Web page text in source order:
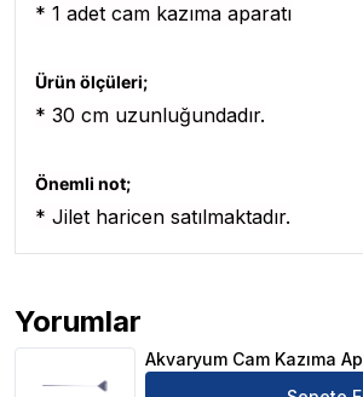
* 1 adet cam kazıma aparatı
Ürün ölçüleri;
* 30 cm uzunluğundadır.
Önemli not;
* Jilet haricen satılmaktadır.
Yorumlar
Akvaryum Cam Kazıma Aparatı
Akvaryum Cam Kazıma